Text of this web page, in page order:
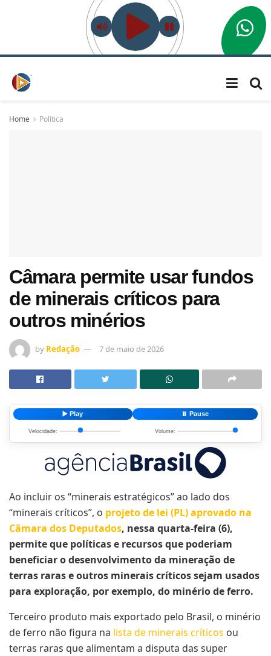
Home Política
Câmara permite usar fundos
de minerais críticos para
outros minérios
by Redação 7 de maio de 2026
▶️ Play ⏸️ Pause
Velocidade: Volume:
Ao incluir os “minerais estratégicos” ao lado dos
“minerais críticos”, o projeto de lei (PL) aprovado na
Câmara dos Deputados, nessa quarta-feira (6),
permite que políticas e recursos que poderiam
beneficiar o desenvolvimento da mineração de
terras raras e outros minerais críticos sejam usados
para exploração, por exemplo, do minério de ferro.
Terceiro produto mais exportado pelo Brasil, o minério
de ferro não figura na lista de minerais críticos ou
terras raras que alimentam a disputa das super